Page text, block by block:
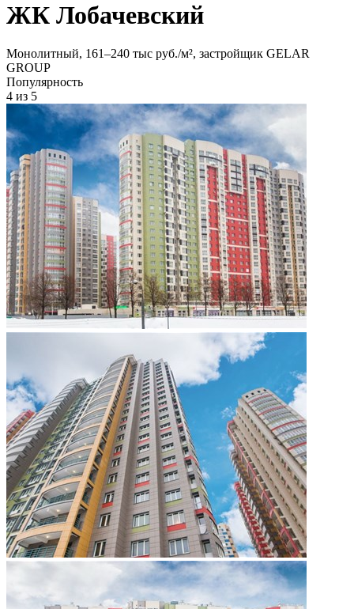
ЖК Лобачевский
Монолитный, 161‒240 тыс руб./м², застройщик GELAR
GROUP
Популярность
4 из 5